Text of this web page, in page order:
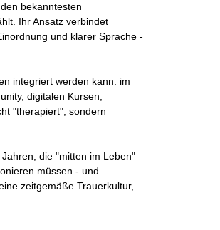
bekanntesten
Ihr Ansatz verbindet
und klarer Sprache -
integriert werden kann: im
digitalen Kursen,
"therapiert", sondern
die "mitten im Leben"
müssen - und
zeitgemäße Trauerkultur,